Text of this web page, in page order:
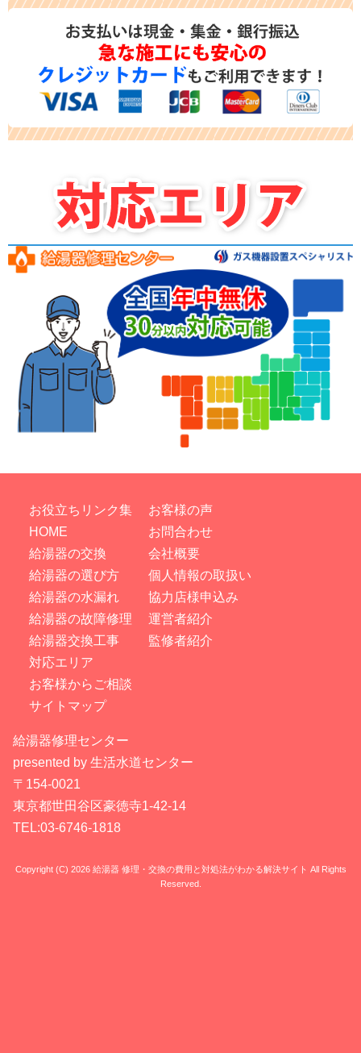
お役立ちリンク集
HOME
給湯器の交換
給湯器の選び方
給湯器の水漏れ
給湯器の故障修理
給湯器交換工事
対応エリア
お客様からご相談
サイトマップ
お客様の声
お問合わせ
会社概要
個人情報の取扱い
協力店様申込み
運営者紹介
監修者紹介
給湯器修理センター
presented by 生活水道センター
〒154-0021
東京都世田谷区豪徳寺1-42-14
TEL:03-6746-1818
Copyright (C) 2026 給湯器 修理・交換の費用と対処法がわかる解決サイト All Rights
Reserved.